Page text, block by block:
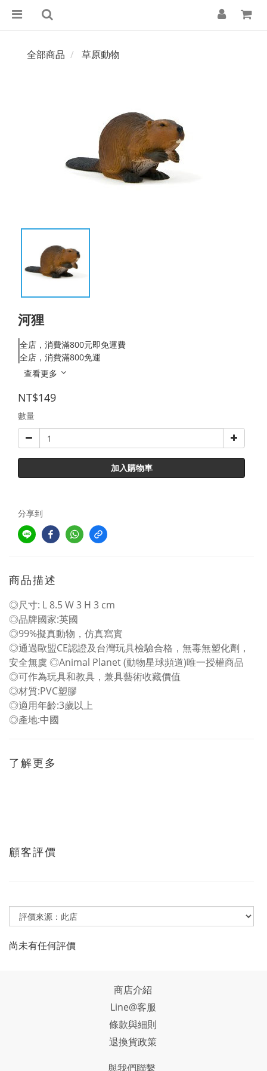
全部商品 草原動物
河狸
全店，消費滿800元即免運費
全店，消費滿800免運
查看更多
NT$149
數量
加入購物車
分享到
商品描述
◎尺寸: L 8.5 W 3 H 3 cm
◎品牌國家:英國
◎99%擬真動物，仿真寫實
◎通過歐盟CE認證及台灣玩具檢驗合格，無毒無塑化劑，
安全無虞 ◎Animal Planet (動物星球頻道)唯一授權商品
◎可作為玩具和教具，兼具藝術收藏價值
◎材質:PVC塑膠
◎適用年齡:3歲以上
◎產地:中國
了解更多
顧客評價
尚未有任何評價
商店介紹
Line@客服
條款與細則
退換貨政策
與我們聯繫